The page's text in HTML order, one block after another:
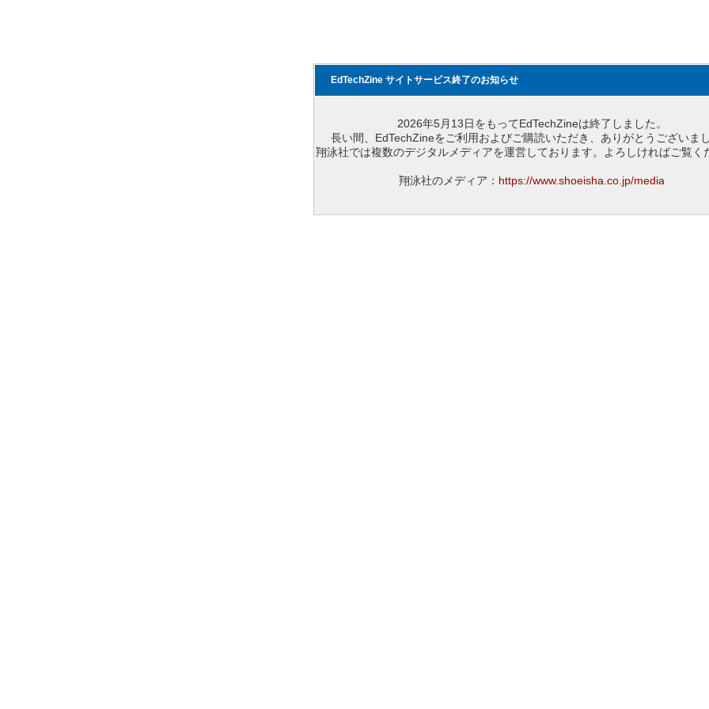
EdTechZine サイトサービス終了のお知らせ
2026年5月13日をもってEdTechZineは終了しました。
長い間、EdTechZineをご利用およびご購読いただき、ありがとうございまし
翔泳社では複数のデジタルメディアを運営しております。よろしければご覧く
翔泳社のメディア： https://www.shoeisha.co.jp/media